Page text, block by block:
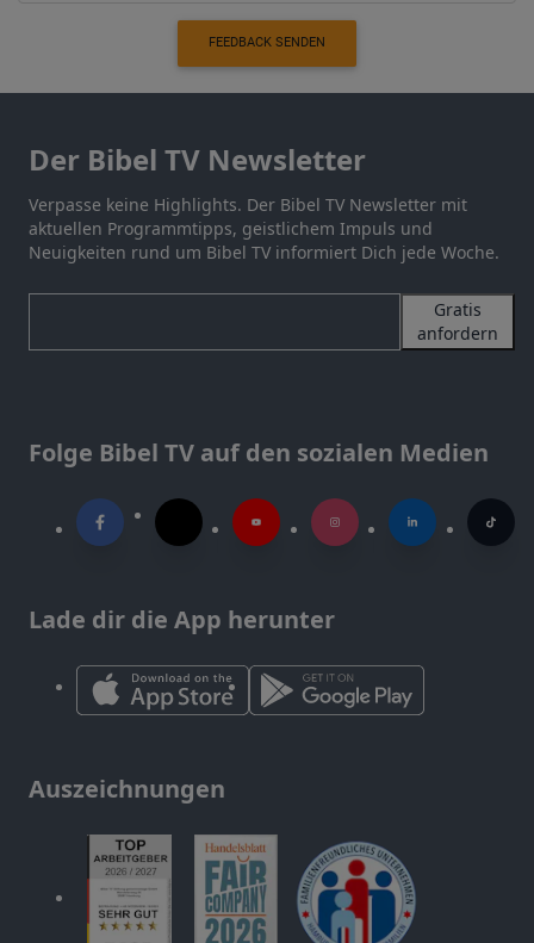
FEEDBACK SENDEN
Der Bibel TV Newsletter
Verpasse keine Highlights. Der Bibel TV Newsletter mit
aktuellen Programmtipps, geistlichem Impuls und
Neuigkeiten rund um Bibel TV informiert Dich jede Woche.
Gratis
anfordern
Folge Bibel TV auf den sozialen Medien
Lade dir die App herunter
Auszeichnungen